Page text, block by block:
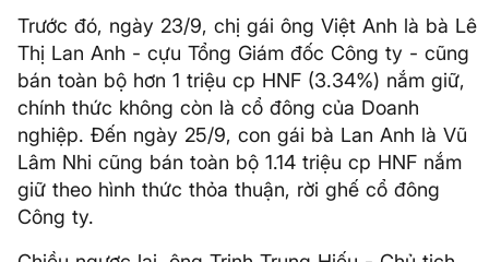
Trước đó, ngày 23/9, chị gái ông Việt Anh là bà Lê
Thị Lan Anh - cựu Tổng Giám đốc Công ty - cũng
bán toàn bộ hơn 1 triệu cp HNF (3.34%) nắm giữ,
chính thức không còn là cổ đông của Doanh
nghiệp. Đến ngày 25/9, con gái bà Lan Anh là Vũ
Lâm Nhi cũng bán toàn bộ 1.14 triệu cp HNF nắm
giữ theo hình thức thỏa thuận, rời ghế cổ đông
Công ty.